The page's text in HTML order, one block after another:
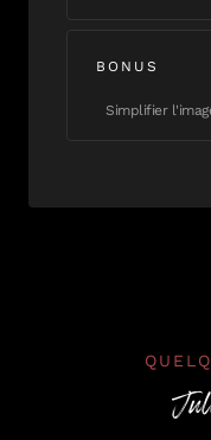
BONUS
Simplifier